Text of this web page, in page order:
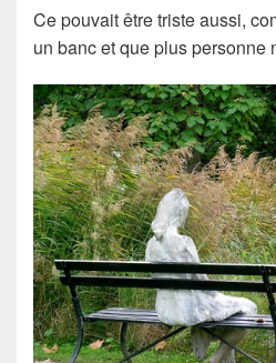
Ce pouvait être triste aussi,
un banc et que plus personne